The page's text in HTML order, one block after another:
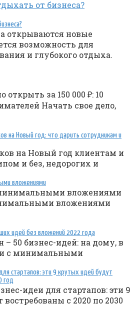
открываются новые
возможность для
и глубокого отдыха.
за 150 000 ₽: 10
Начать свое дело,
на Новый год: что дарить сотрудникам и
на Новый год клиентам и
и без, недорогих и
вложениями
вложениями
вложениями
идей без вложений 2022 года
50 бизнес-идей: на дому, в
и с минимальными
стартапов: эти 9 крутых идей будут
год
идеи для стартапов: эти 9
с 2020 по 2030